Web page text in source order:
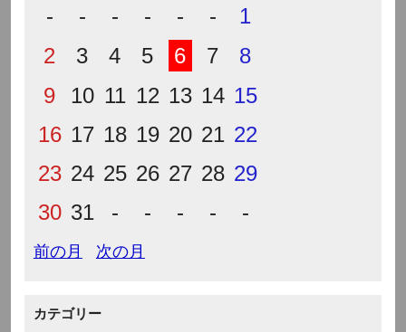
-
- - - - -
1
2
3 4 5 6 7
8
9
10 11 12 13 14 15
16 17 18 19 20 21 22
23 24 25 26 27 28 29
30 31 - - - - -
前の月 次の月
カテゴリー